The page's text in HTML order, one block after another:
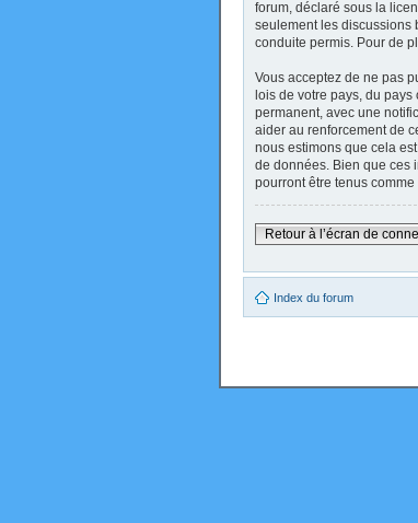
forum, déclaré sous la
seulement les discussions
conduite permis. Pour de
Vous acceptez de ne pas
lois de votre pays, du
permanent, avec une
aider au renforcement de
nous estimons que cela
de données. Bien que ces
pourront être tenus
Retour à l’écran de
Index du forum